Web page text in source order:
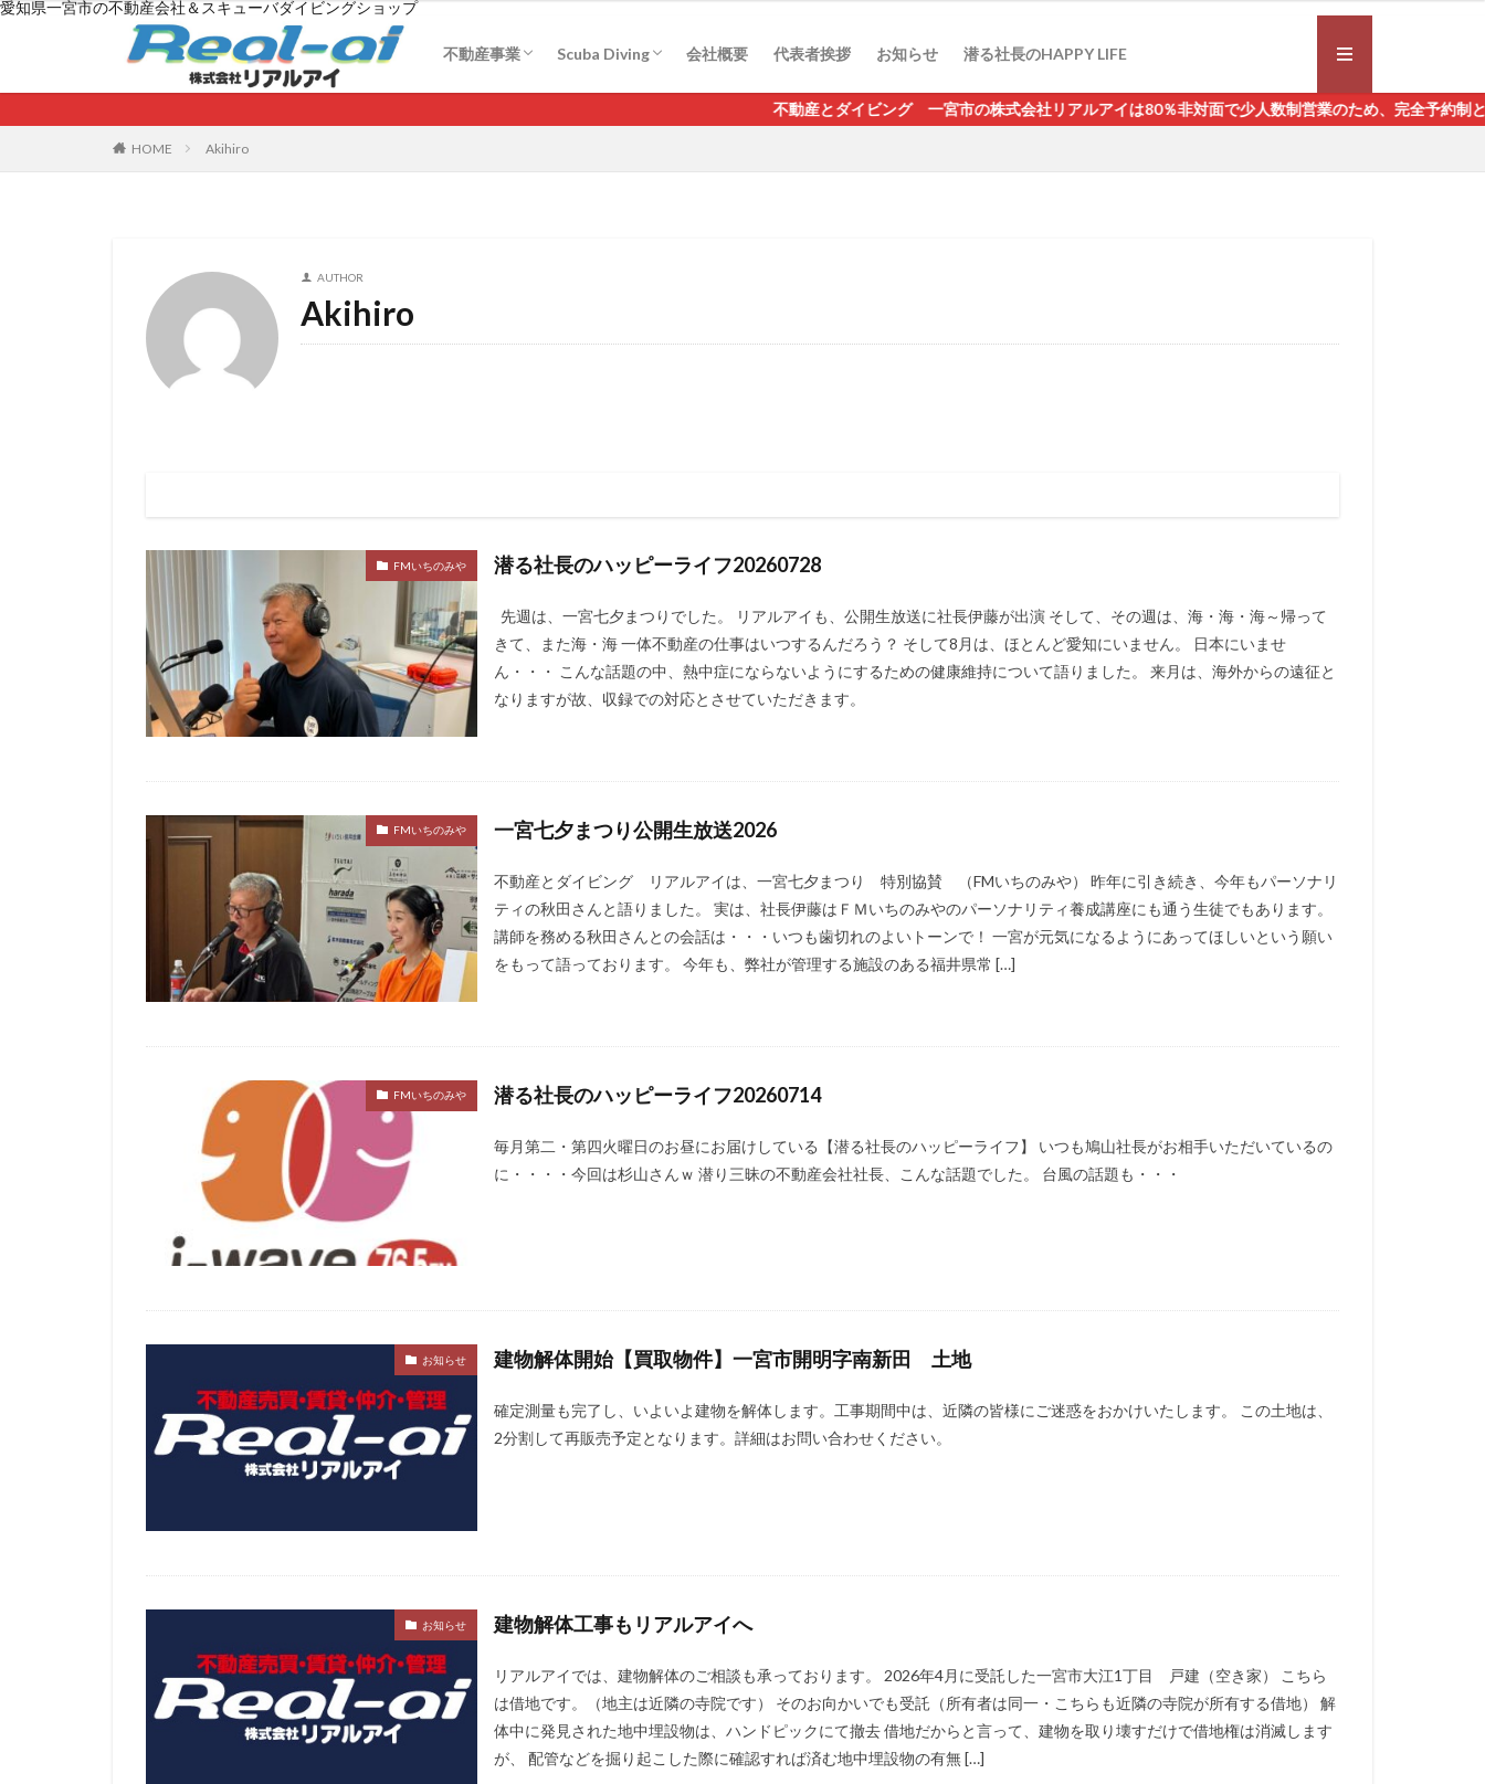
愛知県一宮市の不動産会社＆スキューバダイビングショップ
不動産事業 Scuba Diving 会社概要 代表者挨拶 お知らせ 潜る社長のHAPPY LIFE
不動産とダイビング 一宮市の株式会社リアルアイは80％非対面で少人数制営業のため、完全予約制となっておりま
HOME Akihiro
AUTHOR
Akihiro
FMいちのみや 潜る社長のハッピーライフ20260728
先週は、一宮七夕まつりでした。 リアルアイも、公開生放送に社長伊藤が出演 そして、その週は、海・海・海～帰って
きて、また海・海 一体不動産の仕事はいつするんだろう？ そして8月は、ほとんど愛知にいません。 日本にいませ
ん・・・ こんな話題の中、熱中症にならないようにするための健康維持について語りました。 来月は、海外からの遠征と
なりますが故、収録での対応とさせていただきます。
FMいちのみや 一宮七夕まつり公開生放送2026
不動産とダイビング リアルアイは、一宮七夕まつり 特別協賛 （FMいちのみや） 昨年に引き続き、今年もパーソナリ
ティの秋田さんと語りました。 実は、社長伊藤はＦＭいちのみやのパーソナリティ養成講座にも通う生徒でもあります。
講師を務める秋田さんとの会話は・・・いつも歯切れのよいトーンで！ 一宮が元気になるようにあってほしいという願い
をもって語っております。 今年も、弊社が管理する施設のある福井県常 […]
FMいちのみや 潜る社長のハッピーライフ20260714
毎月第二・第四火曜日のお昼にお届けしている【潜る社長のハッピーライフ】 いつも鳩山社長がお相手いただいているの
に・・・・今回は杉山さんｗ 潜り三昧の不動産会社社長、こんな話題でした。 台風の話題も・・・
お知らせ 建物解体開始【買取物件】一宮市開明字南新田 土地
確定測量も完了し、いよいよ建物を解体します。工事期間中は、近隣の皆様にご迷惑をおかけいたします。 この土地は、
2分割して再販売予定となります。詳細はお問い合わせください。
お知らせ 建物解体工事もリアルアイへ
リアルアイでは、建物解体のご相談も承っております。 2026年4月に受託した一宮市大江1丁目 戸建（空き家） こちら
は借地です。（地主は近隣の寺院です） そのお向かいでも受託（所有者は同一・こちらも近隣の寺院が所有する借地） 解
体中に発見された地中埋設物は、ハンドピックにて撤去 借地だからと言って、建物を取り壊すだけで借地権は消滅します
が、 配管などを掘り起こした際に確認すれば済む地中埋設物の有無 […]
月極駐車場管理
不動産相続
不動産売却
借地借家法問題 Real-ai scuba mico